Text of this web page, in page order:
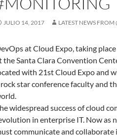
JULIO 14, 2017 LATEST NEWS
at Cloud Expo, taking
the Santa Clara Convention
with 21st Cloud Expo and
star conference faculty and
widespread success of cloud
in enterprise IT. Now as
communicate and